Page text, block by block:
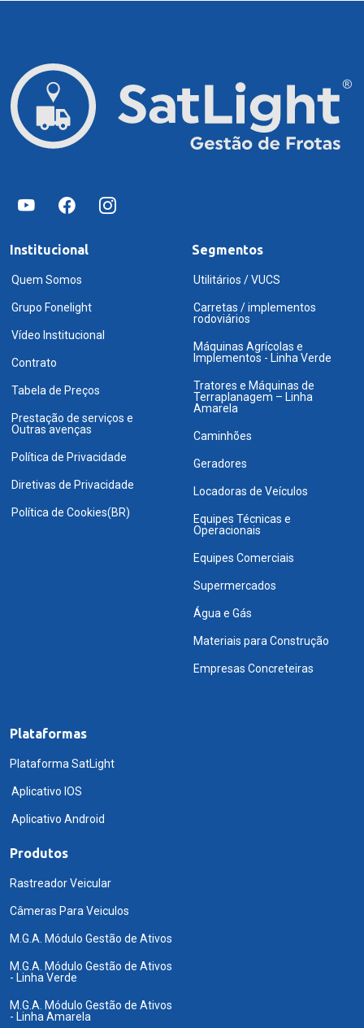
Institucional
Quem Somos
Grupo Fonelight
Vídeo Institucional
Contrato
Tabela de Preços
Prestação de serviços e
Outras avenças
Política de Privacidade
Diretivas de Privacidade
Política de Cookies(BR)
Segmentos
Utilitários / VUCS
Carretas / implementos
rodoviários
Máquinas Agrícolas e
Implementos - Linha Verde
Tratores e Máquinas de
Terraplanagem – Linha
Amarela
Caminhões
Geradores
Locadoras de Veículos
Equipes Técnicas e
Operacionais
Equipes Comerciais
Supermercados
Água e Gás
Materiais para Construção
Empresas Concreteiras
Plataformas
Plataforma SatLight
Aplicativo IOS
Aplicativo Android
Produtos
Rastreador Veicular
Câmeras Para Veiculos
M.G.A. Módulo Gestão de Ativos
M.G.A. Módulo Gestão de Ativos
- Linha Verde
M.G.A. Módulo Gestão de Ativos
- Linha Amarela